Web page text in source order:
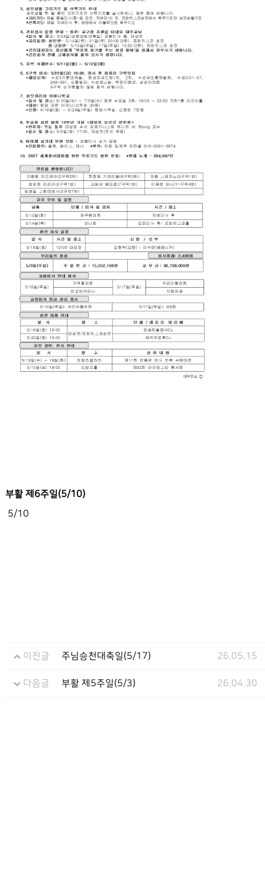
부활 제6주일(5/10)
5/10
이전글 주님승천대축일(5/17) 26.05.15
다음글 부활 제5주일(5/3) 26.04.30